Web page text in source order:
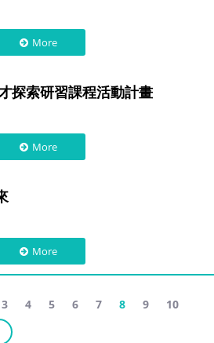
More
探索研習課程活動計畫
More
More
3 4 5 6 7 8 9
10